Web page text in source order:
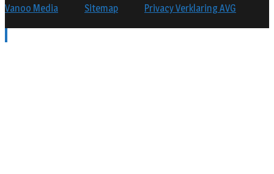
Vanoo Media
Sitemap Privacy Verklaring AVG